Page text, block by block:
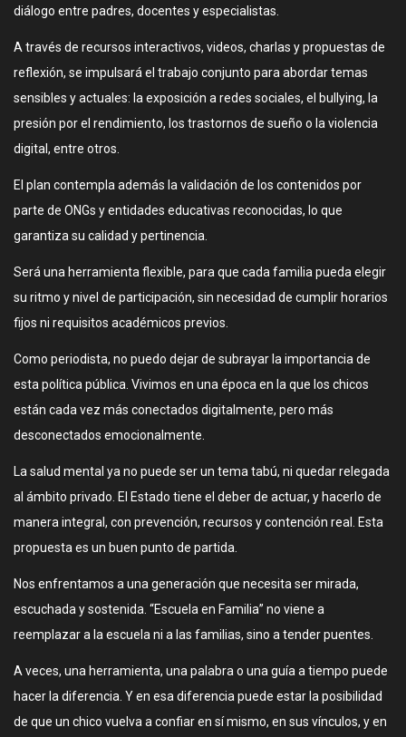
diálogo entre padres, docentes y especialistas.
A través de recursos interactivos, videos, charlas y propuestas de
reflexión, se impulsará el trabajo conjunto para abordar temas
sensibles y actuales: la exposición a redes sociales, el bullying, la
presión por el rendimiento, los trastornos de sueño o la violencia
digital, entre otros.
El plan contempla además la validación de los contenidos por
parte de ONGs y entidades educativas reconocidas, lo que
garantiza su calidad y pertinencia.
Será una herramienta flexible, para que cada familia pueda elegir
su ritmo y nivel de participación, sin necesidad de cumplir horarios
fijos ni requisitos académicos previos.
Como periodista, no puedo dejar de subrayar la importancia de
esta política pública. Vivimos en una época en la que los chicos
están cada vez más conectados digitalmente, pero más
desconectados emocionalmente.
La salud mental ya no puede ser un tema tabú, ni quedar relegada
al ámbito privado. El Estado tiene el deber de actuar, y hacerlo de
manera integral, con prevención, recursos y contención real. Esta
propuesta es un buen punto de partida.
Nos enfrentamos a una generación que necesita ser mirada,
escuchada y sostenida. “Escuela en Familia” no viene a
reemplazar a la escuela ni a las familias, sino a tender puentes.
A veces, una herramienta, una palabra o una guía a tiempo puede
hacer la diferencia. Y en esa diferencia puede estar la posibilidad
de que un chico vuelva a confiar en sí mismo, en sus vínculos, y en